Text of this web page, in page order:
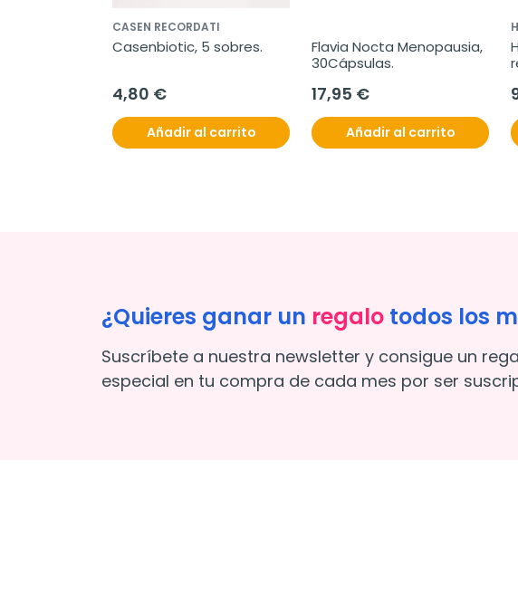
CASEN RECORDATI
Casenbiotic, 5 sobres.
4,80 €
Añadir al carrito
Flavia Nocta Menopausia,
30Cápsulas.
17,95 €
Añadir al carrito
¿Quieres ganar un regalo todos los
Suscríbete a nuestra newsletter y consigue un
especial en tu compra de cada mes por ser